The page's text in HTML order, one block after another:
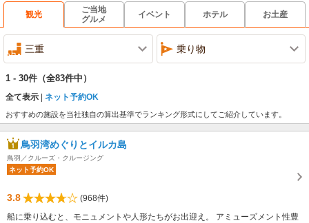
観光
ご当地
グルメ
イベント ホテル お土産
三重 乗り物
1 - 30件 （全83件中）
全て表示 ネット予約OK
おすすめの施設を当社独自の算出基準でランキング形式にしてご紹介しています。
鳥羽湾めぐりとイルカ島
鳥羽／クルーズ・クルージング
ネット予約OK
3.8
(968件)
船に乗り込むと、モニュメントや人形たちがお出迎え。 アミューズメント性豊